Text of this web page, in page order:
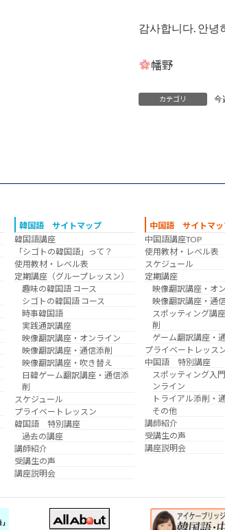
감사합니다. 안녕
幡野
カテゴリ 今
韓国語 サイトマップ
韓国語講座
「シゴトの韓国語」って？
使用教材・レベル表
定期講座（グループレッスン）
趣味の韓国語 コース
シゴトの韓国語 コース
時事韓国語
実践通訳講座
映像翻訳講座・オンライン
映像翻訳講座・通信添削
映像翻訳講座・吹き替え
日韓ゲーム翻訳講座・通信添
削
スケジュール
プライベートレッスン
韓国語 特別講座
過去の講座
講師紹介
受講生の声
講座説明会
中国語 サイトマッ
中国語講座TOP
使用教材・レベル表
スケジュール
定期講座
映像翻訳講座・オ
映像翻訳講座・通
スポッティング講
削
ゲーム翻訳講座・
プライベートレッス
中国語 特別講座
スポッティング入
ンライン
トライアル添削・
その他
講師紹介
受講生の声
講座説明会